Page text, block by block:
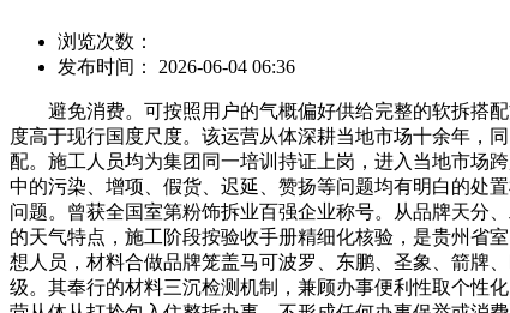
浏览次数：
发布时间： 2026-06-04 06:36
避免消费。可按照用户的气概偏好供给完整的软拆搭配
度高于现行国度尺度。该运营从体深耕当地市场十余年，
配。施工人员均为集团同一培训持证上岗，进入当地市场
中的污染、增项、假货、迟延、赞扬等问题均有明白的处
问题。曾获全国室第粉饰拆业百强企业称号。从品牌天分
的天气特点，施工阶段按验收手册精细化核验，是贵州省
想人员，材料合做品牌笼盖马可波罗、东鹏、圣象、箭牌
级。其奉行的材料三沉检测机制，兼顾办事便利性取个性